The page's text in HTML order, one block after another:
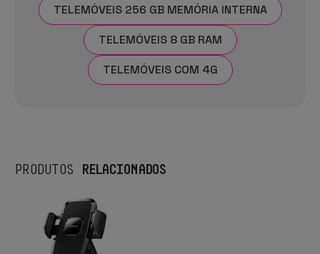
TELEMÓVEIS 256 GB MEMÓRIA INTERNA
TELEMÓVEIS 8 GB RAM
TELEMÓVEIS COM 4G
PRODUTOS RELACIONADOS